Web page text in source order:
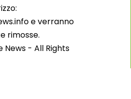
e verranno
rimosse.
News - All Rights